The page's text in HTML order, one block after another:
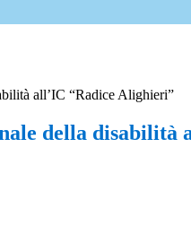
all’IC “Radice Alighieri”
della disabilità